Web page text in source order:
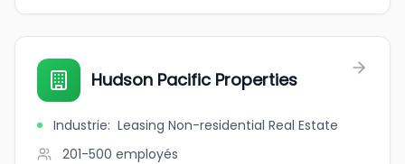
Hudson Pacific Properties
Industrie: Leasing Non-residential Real Estate
201-500 employés